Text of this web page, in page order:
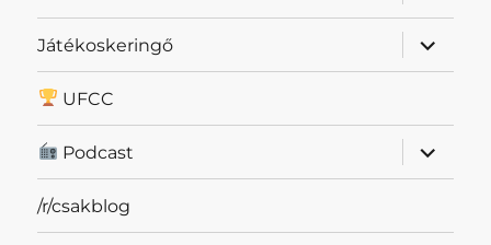
Játékoskeringő
almenü
UFCC
Podcast
almenü
/r/csakblog